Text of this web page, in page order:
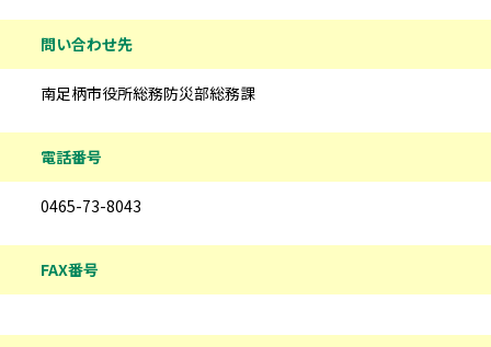
問い合わせ先
南足柄市役所総務防災部総務課
電話番号
0465-73-8043
FAX番号